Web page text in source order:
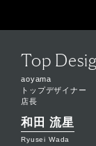
Top
aoyama
トップデザイナー
店長
和田 流星
Ryusei Wada